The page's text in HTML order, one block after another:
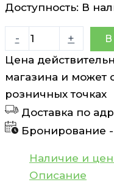
Доступность: В
-
Количество
товара
Осина
фильтр-
пакеты
1,5г
Фармгрупп
+
Цена
магазина и может
розничных точках
Доставка по
Бронирование -
Наличие и
Описание